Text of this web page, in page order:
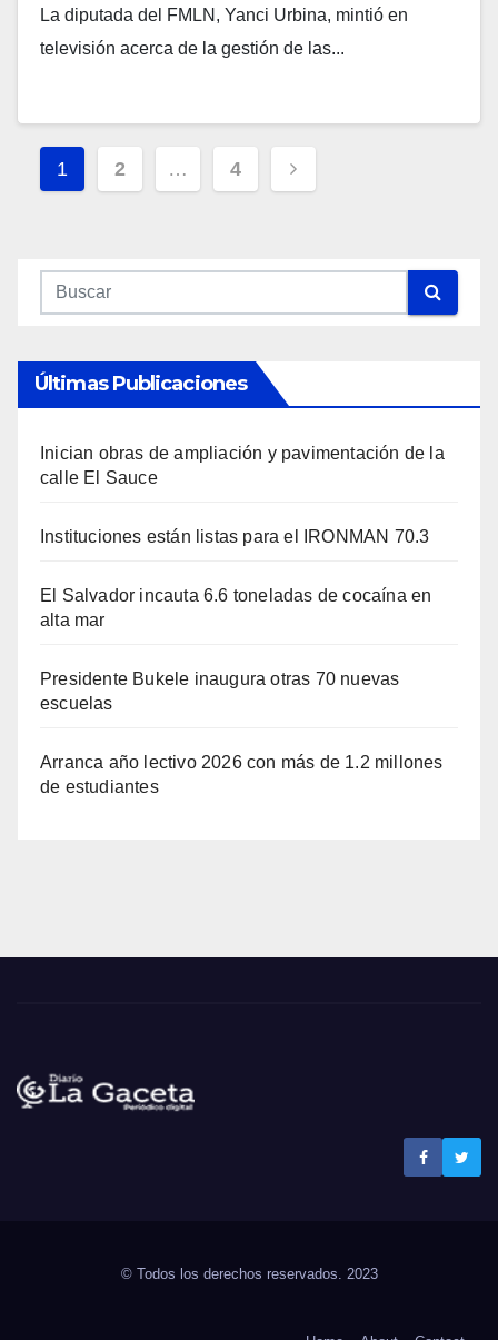
La diputada del FMLN, Yanci Urbina, mintió en
televisión acerca de la gestión de las...
Navegación
De
1 2 … 4
Últimas Publicaciones
Inician obras de ampliación y pavimentación de la
calle El Sauce
Instituciones están listas para el IRONMAN 70.3
El Salvador incauta 6.6 toneladas de cocaína en
alta mar
Presidente Bukele inaugura otras 70 nuevas
escuelas
Arranca año lectivo 2026 con más de 1.2 millones
de estudiantes
© Todos los derechos reservados. 2023